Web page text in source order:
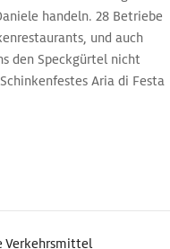
handeln. 28 Betriebe
und auch
den Speckgürtel nicht
Aria di Festa
Alpen und Adria liegt,
Um Spitzenqualität zu
Gitarrenform gepressten
Reifehäusern. In einigen
Meeresbrisen und
Verkehrsmittel